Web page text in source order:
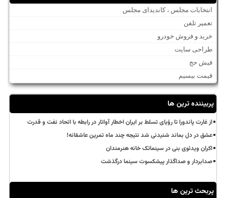
انتخابات مجلس ، کاندیدای مجلس
تعمیر تلفن
خرید و فروش خودرو
طراحی سایت
فیش حج
قیمت بیسیم
پربیننده ترین ها
از غارت پاندورا تا رؤیای تسلط بر ایران اخطار آواتار در رابطه با اتحاد نفت و قدرت
عشق در دل بماند شنیدنی شد نتیجه چند ماه تمرین عاشقانه!
اکران ویدئوی بنی در سینماتک خانه هنرمندان
صدابردار و صداگذار پیشکسوت سینما درگذشت
پربحث ترین ها